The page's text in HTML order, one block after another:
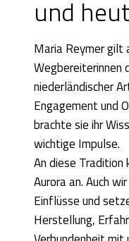
und
Maria Reymer gilt
Wegbereiterinnen
niederländischer
Engagement und
brachte sie ihr
wichtige Impulse.
An diese Tradition
Aurora an. Auch
Einflüsse und
Herstellung,